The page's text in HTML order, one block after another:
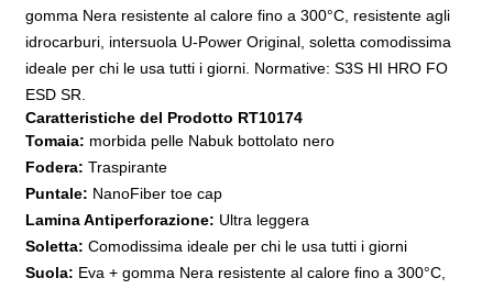
gomma Nera resistente al calore fino a 300°C, resistente agli
idrocarburi, intersuola U-Power Original, soletta comodissima
ideale per chi le usa tutti i giorni. Normative: S3S HI HRO FO
ESD SR.
Caratteristiche del Prodotto RT10174
Tomaia: morbida pelle Nabuk bottolato nero
Fodera: Traspirante
Puntale: NanoFiber toe cap
Lamina Antiperforazione: Ultra leggera
Soletta: Comodissima ideale per chi le usa tutti i giorni
Suola: Eva + gomma Nera resistente al calore fino a 300°C,